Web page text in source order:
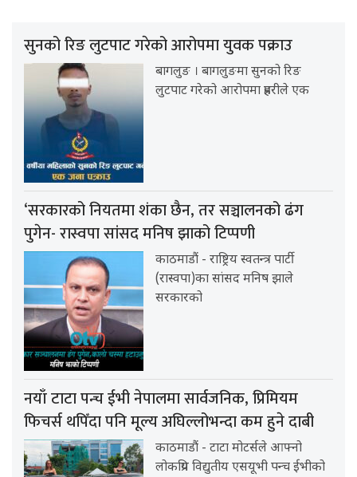
सुनको रिङ लुटपाट गरेको आरोपमा युवक पक्राउ
बागलुङ । बागलुङमा सुनको रिङ
लुटपाट गरेको आरोपमा प्रहरीले एक
‘सरकारको नियतमा शंका छैन, तर सञ्चालनको ढंग
पुगेन- रास्वपा सांसद मनिष झाको टिप्पणी
काठमाडौं - राष्ट्रिय स्वतन्त्र पार्टी
(रास्वपा)का सांसद मनिष झाले
सरकारको
नयाँ टाटा पन्च ईभी नेपालमा सार्वजनिक, प्रिमियम
फिचर्स थपिँदा पनि मूल्य अघिल्लोभन्दा कम हुने दाबी
काठमाडौं - टाटा मोटर्सले आफ्नो
लोकप्रिय विद्युतीय एसयूभी पन्च ईभीको